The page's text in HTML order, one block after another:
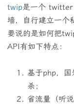
twip是一个 twitter
墙，自行建立一个
要说的是如何把
API有如下特点：
基于php，
杀；
省流量（听